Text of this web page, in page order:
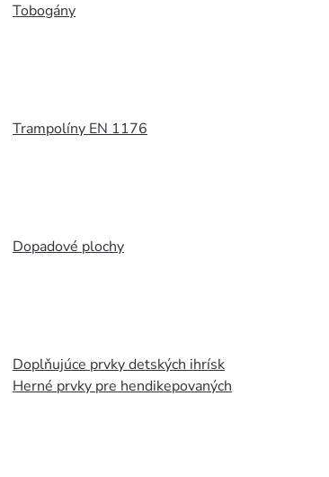
Tobogány
Trampolíny EN 1176
Dopadové plochy
Doplňujúce prvky detských ihrísk
Herné prvky pre hendikepovaných